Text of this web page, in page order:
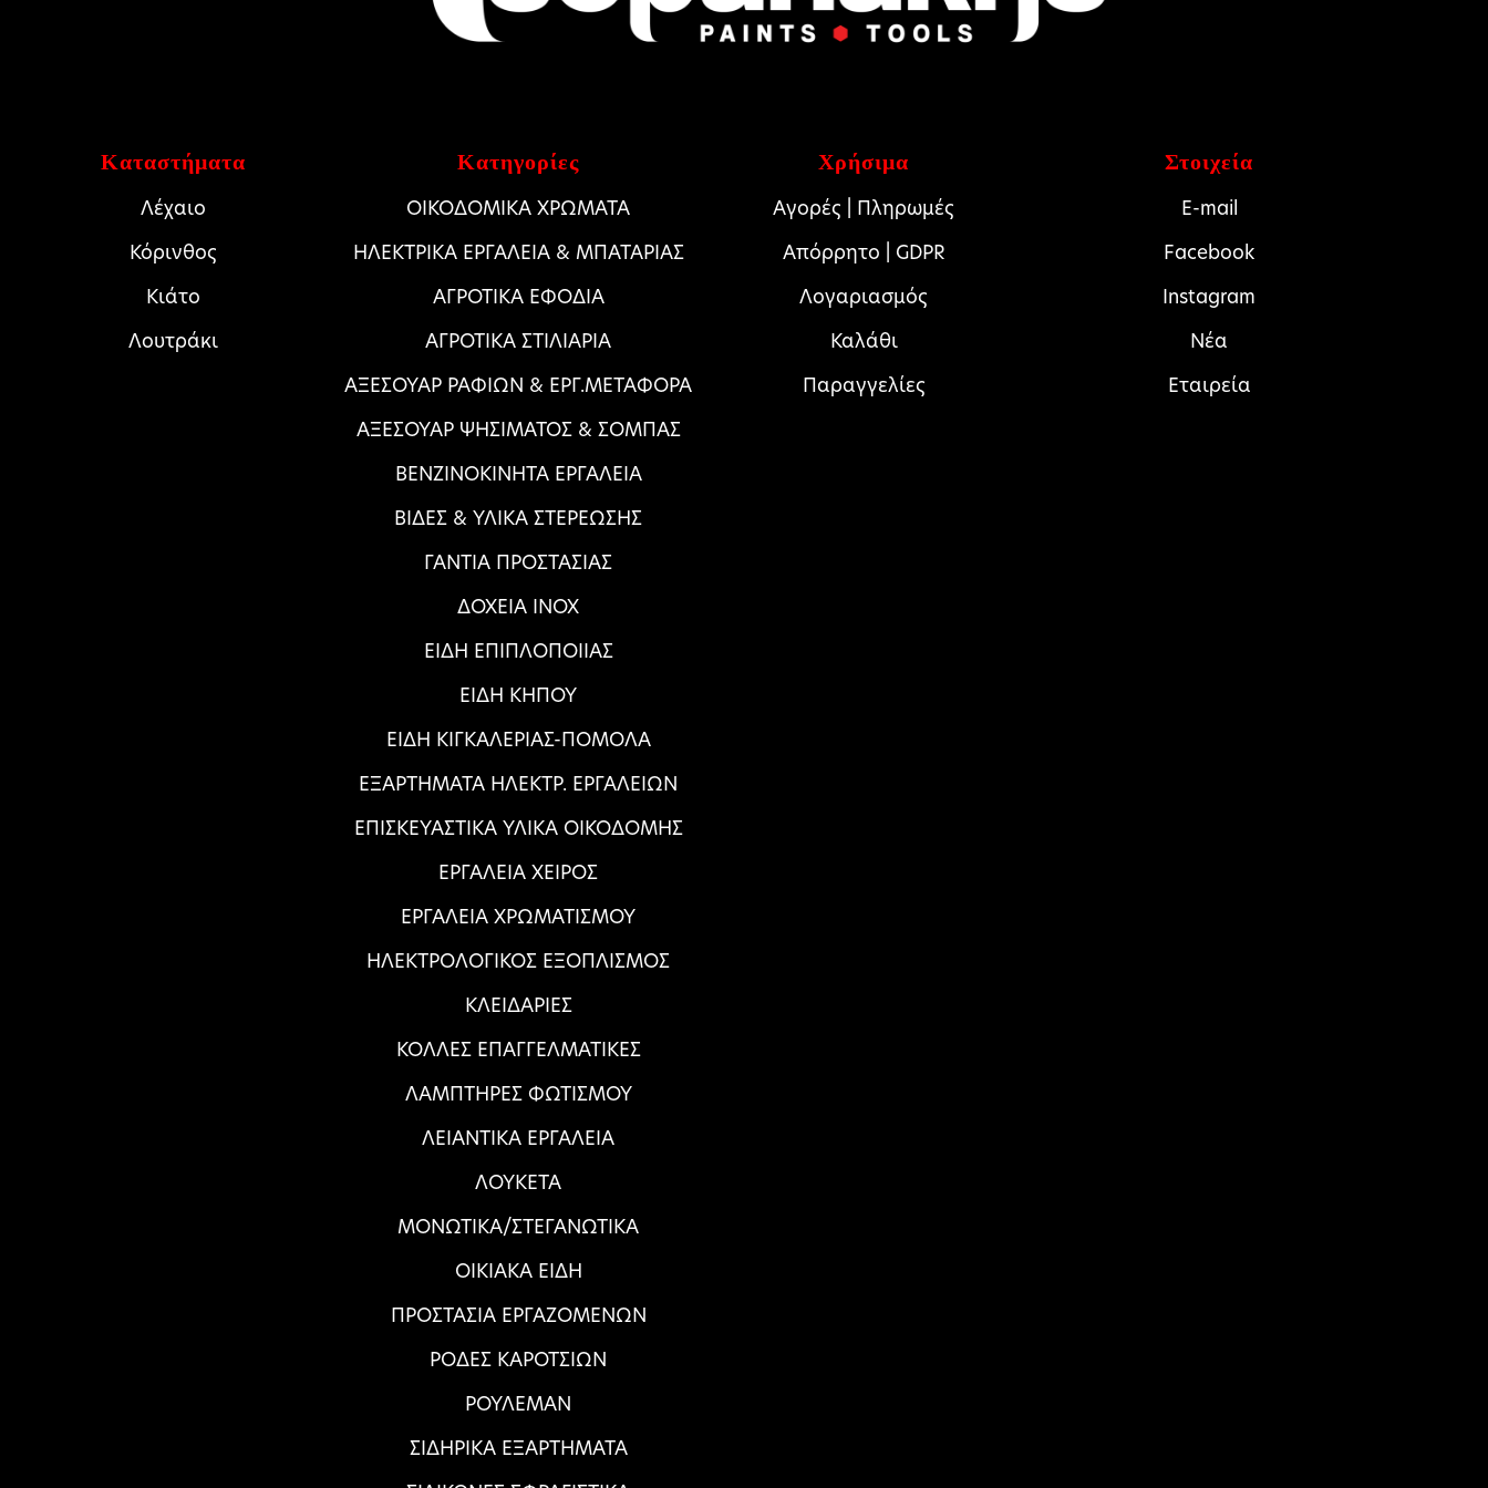
Καταστήματα
Λέχαιο
Κόρινθος
Κιάτο
Λουτράκι
Κατηγορίες
ΟΙΚΟΔΟΜΙΚΑ ΧΡΩΜΑΤΑ
HΛΕΚΤΡΙΚΑ ΕΡΓΑΛΕΙΑ & ΜΠΑΤΑΡΙΑΣ
ΑΓΡΟΤΙΚΑ ΕΦΟΔΙΑ
ΑΓΡΟΤΙΚΑ ΣΤΙΛΙΑΡΙΑ
ΑΞΕΣΟΥΑΡ ΡΑΦΙΩΝ & ΕΡΓ.ΜΕΤΑΦΟΡΑ
ΑΞΕΣΟΥΑΡ ΨΗΣΙΜΑΤΟΣ & ΣΟΜΠΑΣ
ΒΕΝΖΙΝΟΚΙΝΗΤΑ ΕΡΓΑΛΕΙΑ
ΒΙΔΕΣ & ΥΛΙΚΑ ΣΤΕΡΕΩΣΗΣ
ΓΑΝΤΙΑ ΠΡΟΣΤΑΣΙΑΣ
ΔΟΧΕΙΑ ΙΝΟΧ
ΕΙΔΗ ΕΠΙΠΛΟΠΟΙΙΑΣ
ΕΙΔΗ ΚΗΠΟΥ
ΕΙΔΗ ΚΙΓΚΑΛΕΡΙΑΣ-ΠΟΜΟΛΑ
ΕΞΑΡΤΗΜΑΤΑ ΗΛΕΚΤΡ. ΕΡΓΑΛΕΙΩΝ
ΕΠΙΣΚΕΥΑΣΤΙΚΑ ΥΛΙΚΑ ΟΙΚΟΔΟΜΗΣ
ΕΡΓΑΛΕΙΑ ΧΕΙΡΟΣ
ΕΡΓΑΛΕΙΑ ΧΡΩΜΑΤΙΣΜΟΥ
ΗΛΕΚΤΡΟΛΟΓΙΚΟΣ ΕΞΟΠΛΙΣΜΟΣ
ΚΛΕΙΔΑΡΙΕΣ
ΚΟΛΛΕΣ ΕΠΑΓΓΕΛΜΑΤΙΚΕΣ
ΛΑΜΠΤΗΡΕΣ ΦΩΤΙΣΜΟΥ
ΛΕΙΑΝΤΙΚΑ ΕΡΓΑΛΕΙΑ
ΛΟΥΚΕΤΑ
ΜΟΝΩΤΙΚΑ/ΣΤΕΓΑΝΩΤΙΚΑ
ΟΙΚΙΑΚΑ ΕΙΔΗ
ΠΡΟΣΤΑΣΙΑ ΕΡΓΑΖΟΜΕΝΩΝ
ΡΟΔΕΣ ΚΑΡΟΤΣΙΩΝ
ΡΟΥΛΕΜΑΝ
ΣΙΔΗΡΙΚΑ ΕΞΑΡΤΗΜΑΤΑ
Χρήσιμα
Αγορές | Πληρωμές
Απόρρητο | GDPR
Λογαριασμός
Καλάθι
Παραγγελίες
Στοιχεία
E-mail
Facebook
Instagram
Νέα
Εταιρεία